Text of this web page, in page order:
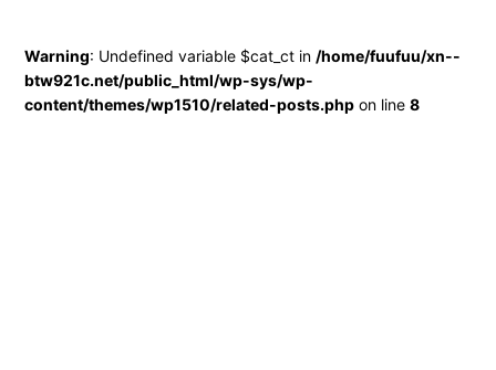
Warning: Undefined variable $cat_ct in /home/fuufuu/xn--
btw921c.net/public_html/wp-sys/wp-
content/themes/wp1510/related-posts.php on line8